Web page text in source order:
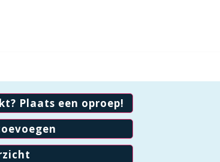
Plaats een oproep!